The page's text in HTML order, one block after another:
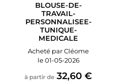
BLOUSE-DE-
TRAVAIL-
PERSONNALISEE-
TUNIQUE-
MEDICALE
Acheté par Cléome
le 01-05-2026
à partir de 32,60 €